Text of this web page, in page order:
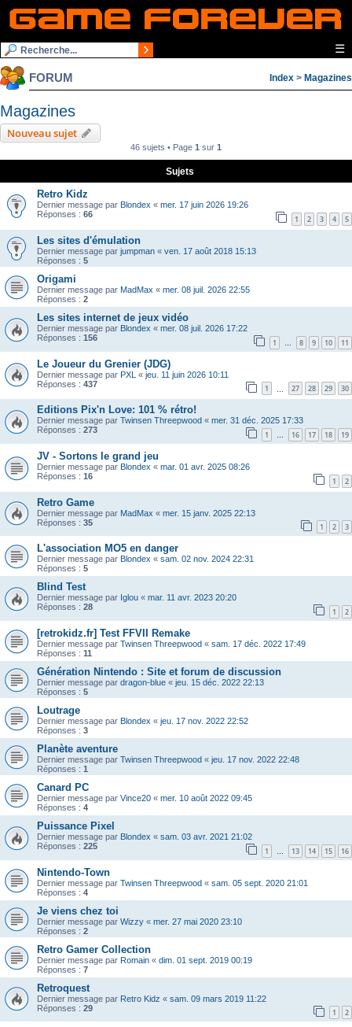
☰
FORUM Index > Magazines
Magazines
Nouveau sujet
46 sujets • Page 1 sur 1
Sujets
Retro Kidz
Dernier message par Blondex « mer. 17 juin 2026 19:26
Réponses : 66 1 2 3 4 5
Les sites d'émulation
Dernier message par jumpman « ven. 17 août 2018 15:13
Réponses : 5
Origami
Dernier message par MadMax « mer. 08 juil. 2026 22:55
Réponses : 2
Les sites internet de jeux vidéo
Dernier message par Blondex « mer. 08 juil. 2026 17:22
Réponses : 156 1 … 8 9 10 11
Le Joueur du Grenier (JDG)
Dernier message par PXL « jeu. 11 juin 2026 10:11
Réponses : 437 1 27 28 29 30
Editions Pix'n Love: 101 % rétro!
Dernier message par Twinsen Threepwood « mer. 31 déc. 2025 17:33
Réponses : 273 1 … 16 17 18 19
JV - Sortons le grand jeu
Dernier message par Blondex « mar. 01 avr. 2025 08:26
Réponses : 16 1 2
Retro Game
Dernier message par MadMax « mer. 15 janv. 2025 22:13
Réponses : 35 1 2 3
L'association MO5 en danger
Dernier message par Blondex « sam. 02 nov. 2024 22:31
Réponses : 5
Blind Test
Dernier message par Iglou « mar. 11 avr. 2023 20:20
Réponses : 28 1 2
[retrokidz.fr] Test FFVII Remake
Dernier message par Twinsen Threepwood « sam. 17 déc. 2022 17:49
Réponses : 11
Génération Nintendo : Site et forum de discussion
Dernier message par dragon-blue « jeu. 15 déc. 2022 22:13
Réponses : 5
Loutrage
Dernier message par Blondex « jeu. 17 nov. 2022 22:52
Réponses : 3
Planète aventure
Dernier message par Twinsen Threepwood « jeu. 17 nov. 2022 22:48
Réponses : 1
Canard PC
Dernier message par Vince20 « mer. 10 août 2022 09:45
Réponses : 4
Puissance Pixel
Dernier message par Blondex « sam. 03 avr. 2021 21:02
Réponses : 225 1 … 13 14 15 16
Nintendo-Town
Dernier message par Twinsen Threepwood « sam. 05 sept. 2020 21:01
Réponses : 4
Je viens chez toi
Dernier message par Wizzy « mer. 27 mai 2020 23:10
Réponses : 2
Retro Gamer Collection
Dernier message par Romain « dim. 01 sept. 2019 00:19
Réponses : 7
Retroquest
Dernier message par Retro Kidz « sam. 09 mars 2019 11:22
Réponses : 29 1 2